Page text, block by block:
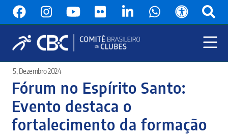
conteúdo
Menu
Principal
Fórum no Espírito Santo:
Evento destaca o
fortalecimento da formação
5, Dezembro 2024